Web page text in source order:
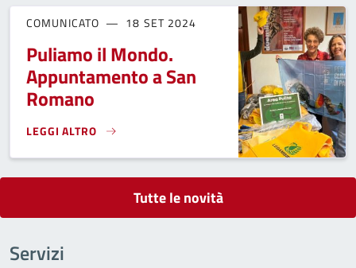
COMUNICATO 18 SET 2024
Puliamo il Mondo.
Appuntamento a San
Romano
LEGGI ALTRO
PULIAMO IL MONDO. APPUNTAMENTO A SAN ROMANO}
Tutte le novità
Servizi